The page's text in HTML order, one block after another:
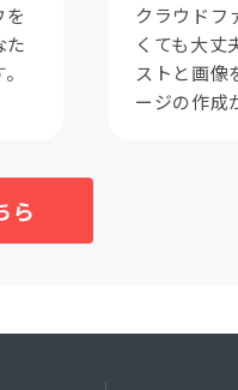
を
た
クラウドフ
くても大丈
ストと画像
ージの作成
ら